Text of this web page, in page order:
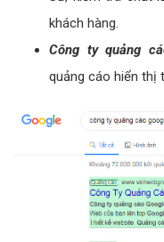
khách hàng.
Công ty quảng
quảng cáo hiển thị